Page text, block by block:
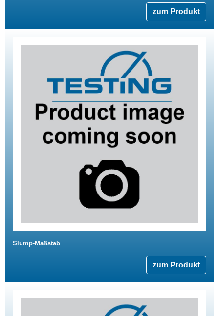
zum Produkt
Slump-Maßstab
zum Produkt